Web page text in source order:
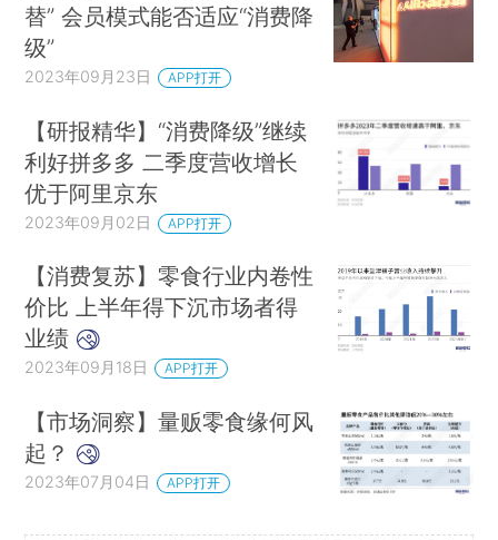
替” 会员模式能否适应“消费降
级”
2023年09月23日 APP打开
【研报精华】“消费降级”继续
利好拼多多 二季度营收增长
优于阿里京东
2023年09月02日 APP打开
【消费复苏】零食行业内卷性
价比 上半年得下沉市场者得
业绩
2023年09月18日 APP打开
【市场洞察】量贩零食缘何风
起？
2023年07月04日 APP打开